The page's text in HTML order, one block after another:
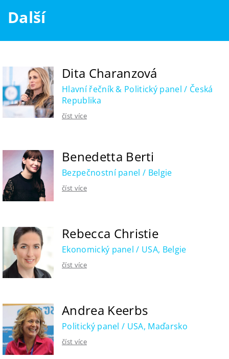
Další
Dita Charanzová
Hlavní řečník & Politický panel / Česká
Republika
číst více
Benedetta Berti
Bezpečnostní panel / Belgie
číst více
Rebecca Christie
Ekonomický panel / USA, Belgie
číst více
Andrea Keerbs
Politický panel / USA, Maďarsko
číst více